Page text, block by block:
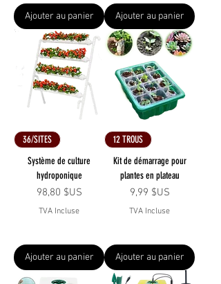
Ajouter au panier Ajouter au panier
36/SITES
Système de culture
hydroponique
Prix
98,80 $US
TVA Incluse
Ajouter au panier
12 TROUS
Kit de démarrage pour
plantes en plateau
Prix
9,99 $US
TVA Incluse
Ajouter au panier